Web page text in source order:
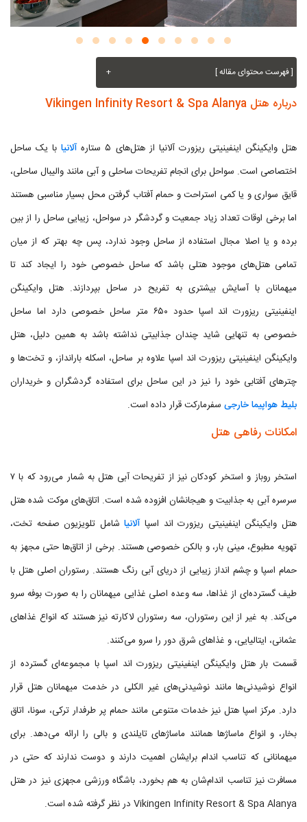
[ فهرست محتوای مقاله ] +
درباره هتل Vikingen Infinity Resort & Spa Alanya
هتل وایکینگن اینفینیتی ریزورت آلانیا از هتل‌های ۵ ستاره آلانیابا یک ساحل
اختصاصی است. سواحل برای انجام تفریحات ساحلی و آبی مانند والیبال ساحلی،
قایق سواری و یا کمی استراحت و حمام آفتاب گرفتن محل بسیار مناسبی هستند
اما برخی اوقات تعداد زیاد جمعیت و گردشگر در سواحل، زیبایی ساحل را از بین
برده و یا اصلا مجال استفاده از ساحل وجود ندارد، پس چه بهتر که از میان
تمامی هتل‌های موجود هتلی باشد که ساحل خصوصی خود را ایجاد کند تا
میهمانان با آسایش بیشتری به تفریح در ساحل بپردازند. هتل وایکینگن
اینفینیتی ریزورت اند اسپا حدود ۶۵۰ متر ساحل خصوصی دارد اما ساحل
خصوصی به تنهایی شاید چندان جذابیتی نداشته باشد به همین دلیل، هتل
وایکینگن اینفینیتی ریزورت اند اسپا علاوه بر ساحل، اسکله بارانداز، و تخت‌ها و
چترهای آفتابی خود را نیز در این ساحل برای استفاده گردشگران و خریداران
بلیط هواپیما خارجی سفرمارکت قرار داده است.
امکانات رفاهی هتل
استخر روباز و استخر کودکان نیز از تفریحات آبی هتل به شمار می‌رود که با ۷
سرسره آبی به جذابیت و هیجانشان افزوده شده است. اتاق‌های موکت شده هتل
هتل وایکینگن اینفینیتی ریزورت اند اسپاآلانیاشامل تلویزیون صفحه تخت،
تهویه مطبوع، مینی بار، و بالکن خصوصی هستند. برخی از اتاق‌ها حتی مجهز به
حمام اسپا و چشم انداز زیبایی از دریای آبی رنگ هستند. رستوران اصلی هتل با
طیف گسترده‌ای از غذاها، سه وعده اصلی غذایی میهمانان را به صورت بوفه سرو
می‌کند. به غیر از این رستوران، سه رستوران لاکارته نیز هستند که انواع غذاهای
عثمانی، ایتالیایی، و غذاهای شرق دور را سرو می‌کنند.
قسمت بار هتل وایکینگن اینفینیتی ریزورت اند اسپا با مجموعه‌ای گسترده از
انواع نوشیدنی‌ها مانند نوشیدنی‌های غیر الکلی در خدمت میهمانان هتل قرار
دارد. مرکز اسپا هتل نیز خدمات متنوعی مانند حمام پر طرفدار ترکی، سونا، اتاق
بخار، و انواع ماساژها همانند ماساژهای تایلندی و بالی را ارائه می‌دهد. برای
میهمانانی که تناسب اندام برایشان اهمیت دارند و دوست ندارند که حتی در
مسافرت نیز تناسب اندام‌شان به هم بخورد، باشگاه ورزشی مجهزی نیز در هتل
Vikingen Infinity Resort & Spa Alanya در نظر گرفته شده است.